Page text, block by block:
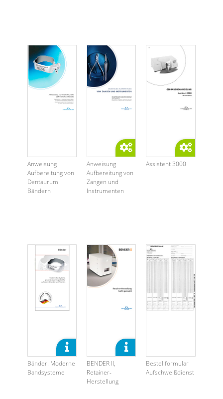
Anweisung
Aufbereitung von
Dentaurum
Bändern
Anweisung
Aufbereitung von
Zangen und
Instrumenten
Assistent 3000
Bänder. Moderne
Bandsysteme
BENDER II,
Retainer-
Herstellung
Bestellformular
Aufschweißdienst